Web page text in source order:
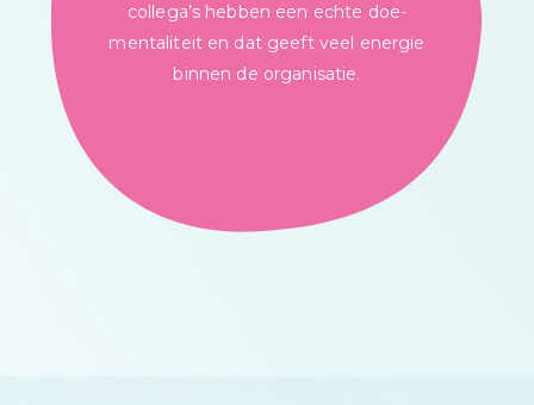
collega’s hebben een echte doe-
mentaliteit en dat geeft veel energie
binnen de organisatie.